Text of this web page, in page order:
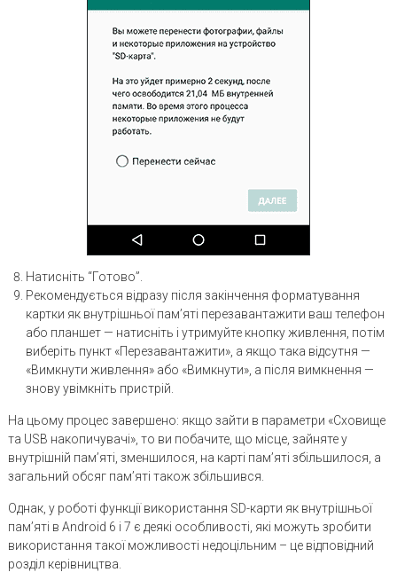
Натисніть “Готово”.
Рекомендується відразу після закінчення форматування
картки як внутрішньої пам’яті перезавантажити ваш телефон
або планшет — натисніть і утримуйте кнопку живлення, потім
виберіть пункт «Перезавантажити», а якщо така відсутня —
«Вимкнути живлення» або «Вимкнути», а після вимкнення —
знову увімкніть пристрій.
На цьому процес завершено: якщо зайти в параметри «Сховище
та USB накопичувачі», то ви побачите, що місце, зайняте у
внутрішній пам’яті, зменшилося, на карті пам’яті збільшилося, а
загальний обсяг пам’яті також збільшився.
Однак, у роботі функції використання SD-карти як внутрішньої
пам’яті в Android 6 і 7 є деякі особливості, які можуть зробити
використання такої можливості недоцільним – це відповідний
розділ керівництва.